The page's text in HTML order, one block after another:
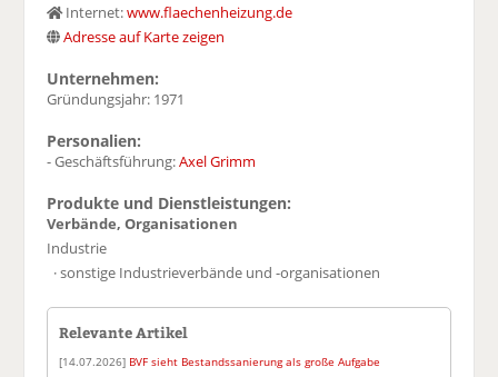
Internet:www.flaechenheizung.de
Adresse auf Karte zeigen
Unternehmen:
Gründungsjahr: 1971
Personalien:
- Geschäftsführung:Axel Grimm
Produkte und Dienstleistungen:
Verbände, Organisationen
Industrie
· sonstige Industrieverbände und -organisationen
Relevante Artikel
[14.07.2026] BVF sieht Bestandssanierung als große Aufgabe